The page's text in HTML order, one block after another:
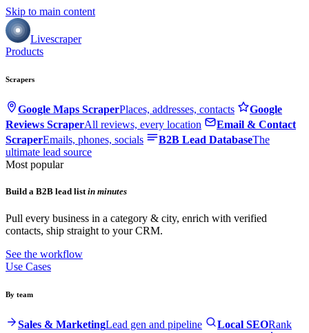
Skip to main content
Livescraper
Products
Scrapers
Google Maps ScraperPlaces, addresses, contacts
Google
Reviews ScraperAll reviews, every location
Email & Contact
ScraperEmails, phones, socials B2B Lead DatabaseThe
ultimate lead source
Most popular
Build a B2B lead listin minutes
Pull every business in a category & city, enrich with verified
contacts, ship straight to your CRM.
See the workflow
Use Cases
By team
Sales & MarketingLead gen and pipeline Local SEORank